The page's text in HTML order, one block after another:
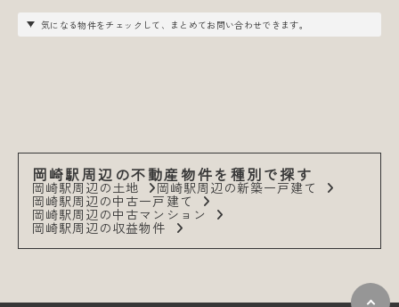
気になる物件をチェックして、まとめてお問い合わせできます。
岡崎駅周辺の不動産物件を種別で探す
岡崎駅周辺の土地 岡崎駅周辺の新築一戸建て
岡崎駅周辺の中古一戸建て
岡崎駅周辺の中古マンション
岡崎駅周辺の収益物件